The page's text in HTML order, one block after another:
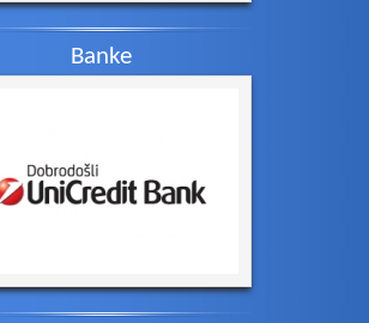
Banke
Nova pucnjava na Tajlandu: Biv...
Muškarac teško povređen pri pa...
Vatra zahvatila više od 1.500...
Danas počinju pregovori o mini...
Masovni udar dronova na Tatars...